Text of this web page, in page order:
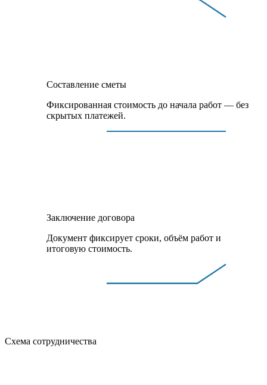
Составление сметы
Фиксированная стоимость до начала работ — без
скрытых платежей.
Заключение договора
Документ фиксирует сроки, объём работ и
итоговую стоимость.
Схема сотрудничества